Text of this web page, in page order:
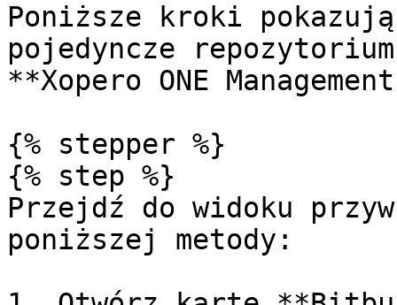
Poniższe kroki
pojedyncze
**Xopero ONE
{% stepper %}
{% step %}
Przejdź do widoku
poniższej metody: